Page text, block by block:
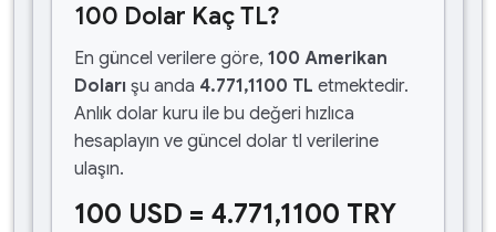
100 Dolar Kaç TL?
En güncel verilere göre, 100 Amerikan
Doları şu anda 4.771,1100 TL etmektedir.
Anlık dolar kuru ile bu değeri hızlıca
hesaplayın ve güncel dolar tl verilerine
ulaşın.
100 USD = 4.771,1100 TRY